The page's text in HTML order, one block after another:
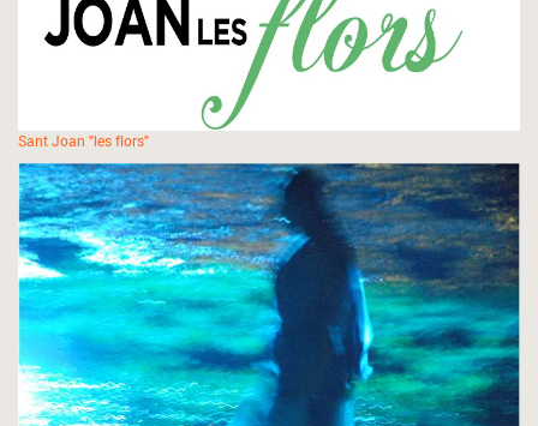
Sant Joan "les flors"